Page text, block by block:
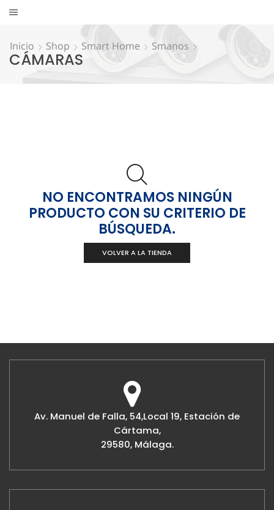
Inicio Shop Smart Home Smanos
CÁMARAS
NO ENCONTRAMOS NINGÚN
PRODUCTO CON SU CRITERIO DE
BÚSQUEDA.
VOLVER A LA TIENDA
Av. Manuel de Falla, 54,Local 19, Estación de
Cártama,
29580, Málaga.